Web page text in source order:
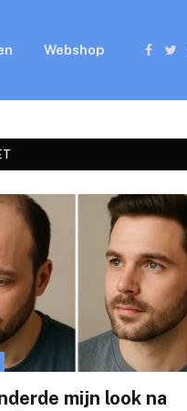
Webshop
mijn look na